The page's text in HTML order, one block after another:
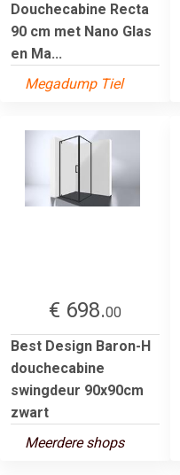
Douchecabine Recta
90 cm met Nano Glas
en Ma...
Megadump Tiel
€ 698.00
Best Design Baron-H
douchecabine
swingdeur 90x90cm
zwart
Meerdere shops